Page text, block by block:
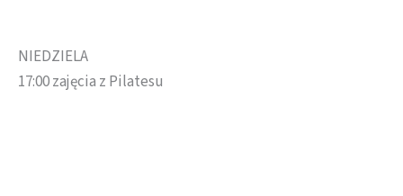
NIEDZIELA
17:00 zajęcia z Pilatesu